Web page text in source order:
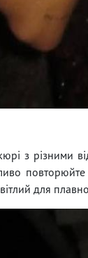
з різними
для